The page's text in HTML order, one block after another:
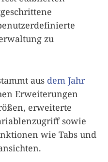
zu
aus dem Jahr
Erweiterungen
erweiterte
sowie
wie Tabs und